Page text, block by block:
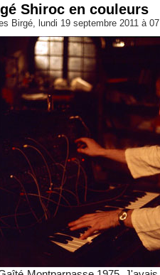
Shiroc en couleurs
Birgé, lundi 19 septembre 2011 à